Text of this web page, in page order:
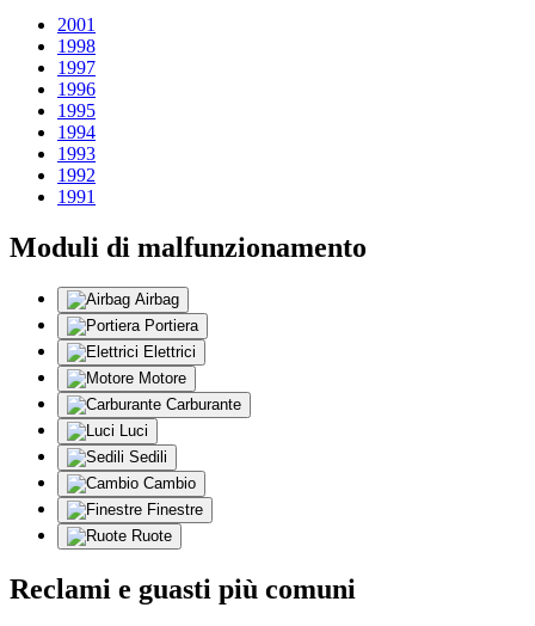
2001
1998
1997
1996
1995
1994
1993
1992
1991
Moduli di malfunzionamento
Airbag
Portiera
Elettrici
Motore
Carburante
Luci
Sedili
Cambio
Finestre
Ruote
Reclami e guasti più comuni